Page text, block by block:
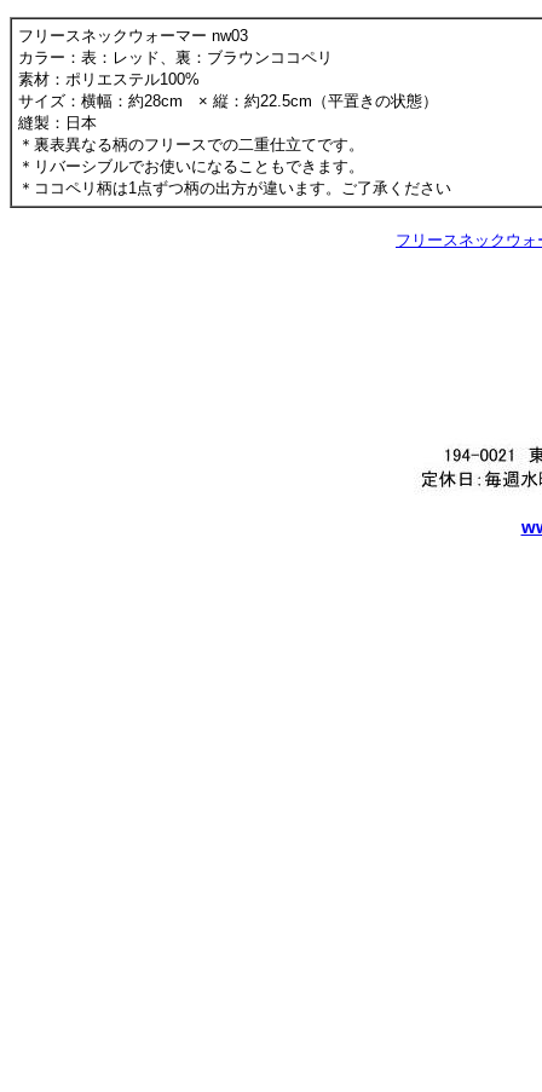
フリースネックウォーマー nw03
カラー：表：レッド、裏：ブラウンココペリ
素材：ポリエステル100%
サイズ：横幅：約28cm × 縦：約22.5cm（平置きの状態）
縫製：日本
＊裏表異なる柄のフリースでの二重仕立てです。
＊リバーシブルでお使いになることもできます。
＊ココペリ柄は1点ずつ柄の出方が違います。ご了承ください
フリースネックウ